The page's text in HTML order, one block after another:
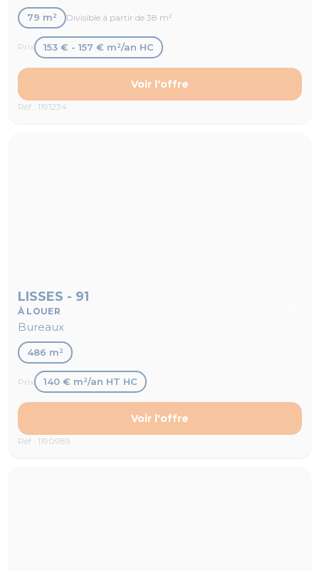
79 m² Divisible à partir de 38 m²
Prix 153 € - 157 € m²/an HC
Réf : 1191234
Voir l'offre
LISSES - 91
À LOUER
Bureaux
486 m²
Prix 140 € m²/an HT HC
Réf : 1190989
Voir l'offre